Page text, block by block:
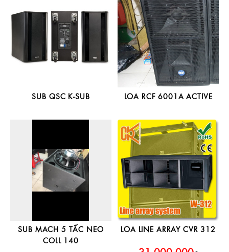
SUB QSC K-SUB LOA RCF 6001A ACTIVE
SUB MACH 5 TẤC NEO
COLL 140
LOA LINE ARRAY CVR 312